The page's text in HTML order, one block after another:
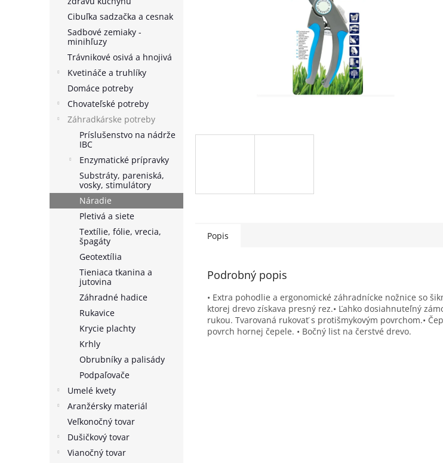
Cibuľka sadzačka a cesnak
Sadbové zemiaky -
minihľuzy
Trávnikové osivá a hnojivá
Kvetináče a truhlíky
Domáce potreby
Chovateľské potreby
Záhradkárske potreby
Príslušenstvo na nádrže
IBC
Enzymatické prípravky
Substráty, pareniská,
vosky, stimulátory
Náradie
Pletivá a siete
Textílie, fólie, vrecia,
špagáty
Geotextília
Tieniaca tkanina a
jutovina
Záhradné hadice
Rukavice
Krycie plachty
Krhly
Obrubníky a palisády
Podpaľovače
Umelé kvety
Aranžérsky materiál
Veľkonočný tovar
Dušičkový tovar
Vianočný tovar
Popis
Podrobný popis
• Extra pohodlie a ergonomické záhradnícke nožnice so
ktorej drevo získava presný rez.• Ľahko dosiahnuteľný
rukou. Tvarovaná rukovať s protišmykovým povrchom.•
povrch hornej čepele. • Bočný list na čerstvé drevo.